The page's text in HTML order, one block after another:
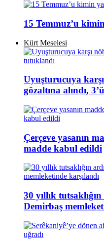
15 Temmuz’u
Kürt Meselesi
Uyuşturucuya
gözaltına alındı,
Çerçeve yasanın
madde kabul edildi
30 yıllık
Demirbaş